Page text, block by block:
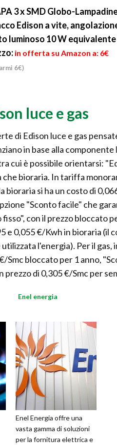
3 x SMD Globo-
Edison a vite,
luminoso 10 W
in offerta su Amazon a: 6€
6€)
luce e gas
di Edison luce e gas
in base alla
cui è possibile orientarsi:
che bioraria. In tariffa
bioraria si ha un costo di
"Sconto facile" che
con il prezzo bloccato
e 0,055 €/Kwh in bioraria (il
l'energia). Per il
Smc bloccato per 1 anno,
prezzo di 0,305 €/Smc per
Enel energia
Enel Energia offre una
vasta gamma di soluzioni
per la fornitura elettrica e